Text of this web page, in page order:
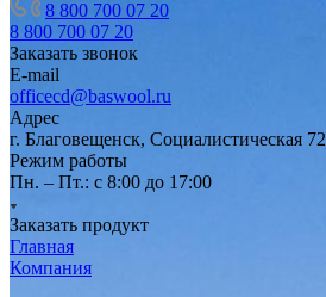
8 800 700 07 20
8 800 700 07 20
Заказать звонок
E-mail
officecd@baswool.ru
Адрес
г. Благовещенск, Социалистическая 72
Режим работы
Пн. – Пт.: с 8:00 до 17:00
Заказать продукт
Главная
Компания